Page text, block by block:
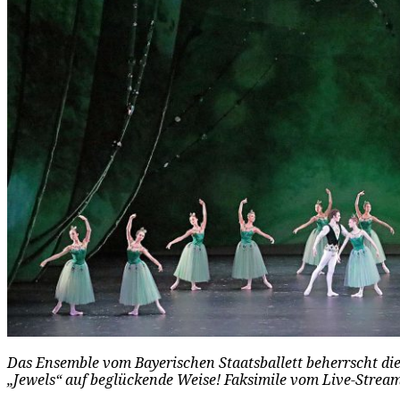
Das Ensemble vom Bayerischen Staatsballett beherrscht
„Jewels“ auf beglückende Weise! Faksimile vom Live-